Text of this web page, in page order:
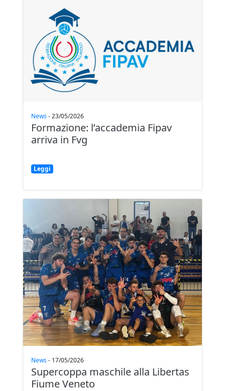
News-23/05/2026
Formazione: l’accademia Fipav
arriva in Fvg
Leggi
News- 17/05/2026
Supercoppa maschile alla Libertas
Fiume Veneto